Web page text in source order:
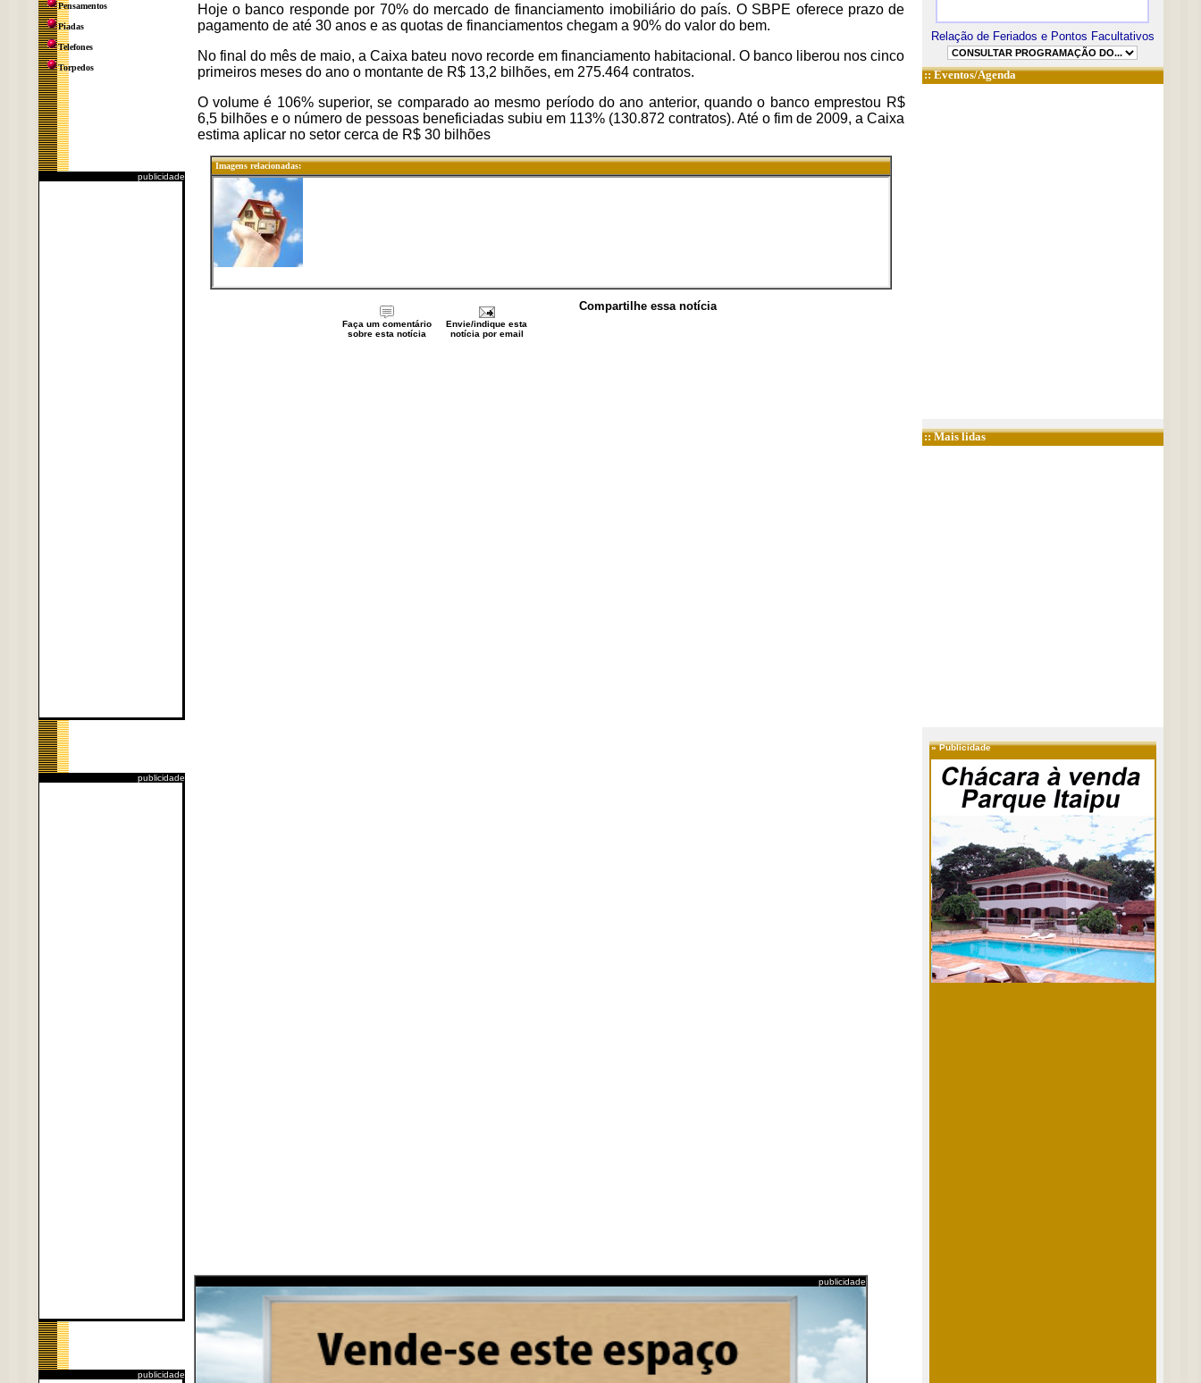
Pensamentos
Piadas
Telefones
Torpedos
publicidade
publicidade
publicidade
Hoje o banco responde por 70% do mercado de financiamento imobiliário do país. O SBPE oferece prazo de
pagamento de até 30 anos e as quotas de financiamentos chegam a 90% do valor do bem.
No final do mês de maio, a Caixa bateu novo recorde em financiamento habitacional. O banco liberou nos cinco
primeiros meses do ano o montante de R$ 13,2 bilhões, em 275.464 contratos.
O volume é 106% superior, se comparado ao mesmo período do ano anterior, quando o banco emprestou R$
6,5 bilhões e o número de pessoas beneficiadas subiu em 113% (130.872 contratos). Até o fim de 2009, a Caixa
estima aplicar no setor cerca de R$ 30 bilhões
Imagens relacionadas:
Compartilhe essa notícia
Faça um comentário
sobre esta notícia
Envie/indique esta
notícia por email
publicidade
Relação de Feriados e Pontos Facultativos
::Eventos/Agenda
:: Mais lidas
»Publicidade